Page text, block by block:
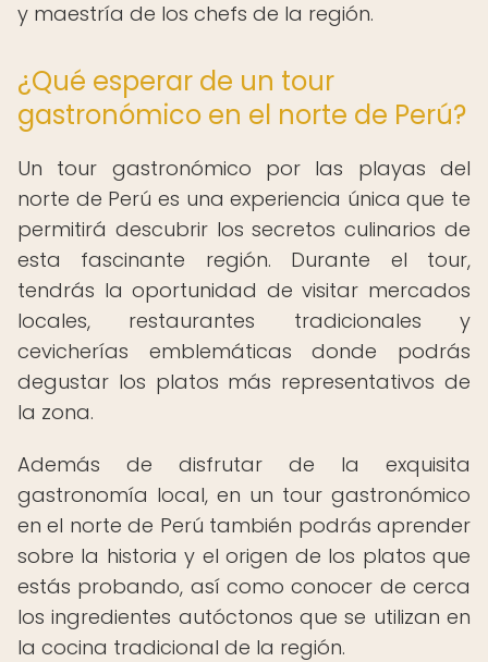
y maestría de los chefs de la región.
¿Qué esperar de un tour
gastronómico en el norte de Perú?
Un tour gastronómico por las playas del
norte de Perú es una experiencia única que te
permitirá descubrir los secretos culinarios de
esta fascinante región. Durante el tour,
tendrás la oportunidad de visitar mercados
locales, restaurantes tradicionales y
cevicherías emblemáticas donde podrás
degustar los platos más representativos de
la zona.
Además de disfrutar de la exquisita
gastronomía local, en un tour gastronómico
en el norte de Perú también podrás aprender
sobre la historia y el origen de los platos que
estás probando, así como conocer de cerca
los ingredientes autóctonos que se utilizan en
la cocina tradicional de la región.